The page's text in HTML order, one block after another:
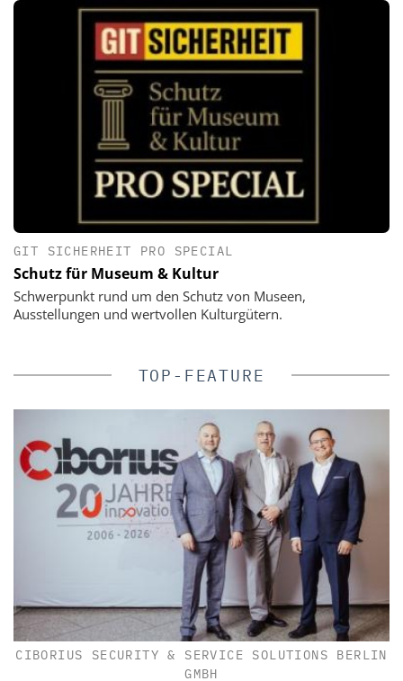
GIT SICHERHEIT PRO SPECIAL
Schutz für Museum & Kultur
Schwerpunkt rund um den Schutz von Museen,
Ausstellungen und wertvollen Kulturgütern.
TOP-FEATURE
CIBORIUS SECURITY & SERVICE SOLUTIONS BERLIN
GMBH